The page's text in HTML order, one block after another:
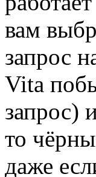
вам
запрос
Vita
запрос)
то
даже